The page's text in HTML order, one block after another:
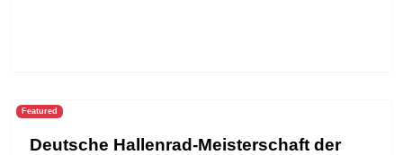
Featured
Deutsche Hallenrad-Meisterschaft der